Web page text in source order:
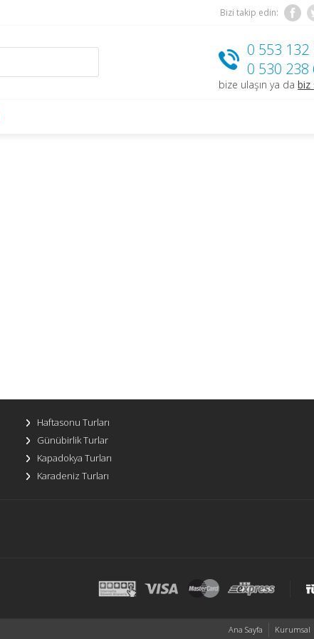
Bizi takip edin:
0 553 132
0 530 238
bize ulaşın ya da biz
Haftasonu Turları
Günübirlik Turlar
Kapadokya Turları
Karadeniz Turları
Ana Sayfa Kurumsal